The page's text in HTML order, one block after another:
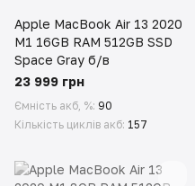
Apple MacBook Air 13 2020
M1 16GB RAM 512GB SSD
Space Gray б/в
23 999 грн
Ємність акб, % 90
Кількість циклів акб 157